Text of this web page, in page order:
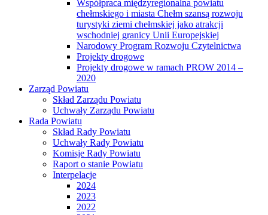
Współpraca międzyregionalna powiatu
chełmskiego i miasta Chełm szansą rozwoju
turystyki ziemi chełmskiej jako atrakcji
wschodniej granicy Unii Europejskiej
Narodowy Program Rozwoju Czytelnictwa
Projekty drogowe
Projekty drogowe w ramach PROW 2014 –
2020
Zarząd Powiatu
Skład Zarządu Powiatu
Uchwały Zarządu Powiatu
Rada Powiatu
Skład Rady Powiatu
Uchwały Rady Powiatu
Komisje Rady Powiatu
Raport o stanie Powiatu
Interpelacje
2024
2023
2022